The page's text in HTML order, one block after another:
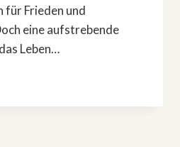
für Frieden und
eine aufstrebende
Leben…